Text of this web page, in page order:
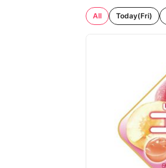
All Today(Fri)